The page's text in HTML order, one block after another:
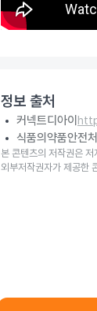
정보 출처
커넥트디아이
식품의약품안전처
본 콘텐츠의 저작권은
외부저작권자가 제공한